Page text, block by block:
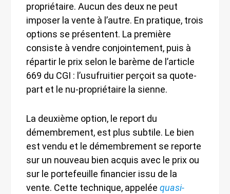
propriétaire. Aucun des deux ne peut
imposer la vente à l’autre. En pratique, trois
options se présentent. La première
consiste à vendre conjointement, puis à
répartir le prix selon le barème de l’article
669 du CGI : l’usufruitier perçoit sa quote-
part et le nu-propriétaire la sienne.
La deuxième option, le report du
démembrement, est plus subtile. Le bien
est vendu et le démembrement se reporte
sur un nouveau bien acquis avec le prix ou
sur le portefeuille financier issu de la
vente. Cette technique, appelée quasi-